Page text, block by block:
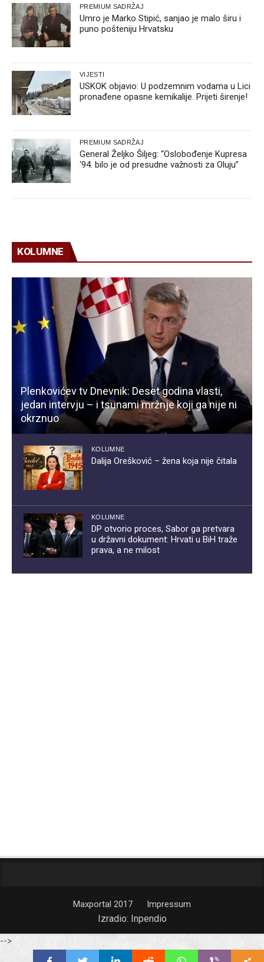
PREMIUM SADRŽAJ
Umro je Marko Stipić, sanjao je malo širu i
puno pošteniju Hrvatsku
VIJESTI
USKOK objavio: U podzemnim vodama u Lici
pronađene opasne kemikalije. Prijeti širenje!
PREMIUM SADRŽAJ
General Željko Šiljeg: “Oslobođenje Kupresa
‘94. bilo je od presudne važnosti za Oluju”
KOLUMNE
Plenkovićev tv Dnevnik: Deset godina vlasti,
jedan intervju – i tsunami mržnje koji ga nije ni
okrznuo
KOLUMNE
Dalija Orešković – žena koja nije čitala
KOLUMNE
DP otvorio proces, Sabor ga pretvara
u državni dokument: Hrvati u BiH traže
prava, a ne milost
Maxportal 2017 Impressum
Izradio: Inpendio
-->